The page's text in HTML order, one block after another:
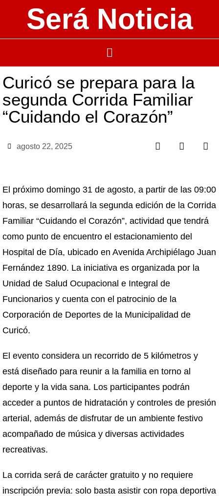
Será Noticia
Curicó se prepara para la
segunda Corrida Familiar
“Cuidando el Corazón”
agosto 22, 2025
El próximo domingo 31 de agosto, a partir de las 09:00
horas, se desarrollará la segunda edición de la Corrida
Familiar “Cuidando el Corazón”, actividad que tendrá
como punto de encuentro el estacionamiento del
Hospital de Día, ubicado en Avenida Archipiélago Juan
Fernández 1890. La iniciativa es organizada por la
Unidad de Salud Ocupacional e Integral de
Funcionarios y cuenta con el patrocinio de la
Corporación de Deportes de la Municipalidad de
Curicó.
El evento considera un recorrido de 5 kilómetros y
está diseñado para reunir a la familia en torno al
deporte y la vida sana. Los participantes podrán
acceder a puntos de hidratación y controles de presión
arterial, además de disfrutar de un ambiente festivo
acompañado de música y diversas actividades
recreativas.
La corrida será de carácter gratuito y no requiere
inscripción previa: solo basta asistir con ropa deportiva